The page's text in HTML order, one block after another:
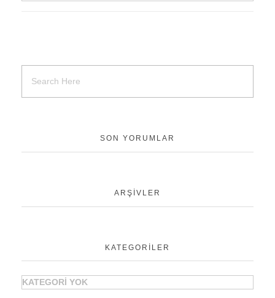
SON YORUMLAR
ARŞIVLER
KATEGORILER
KATEGORI YOK